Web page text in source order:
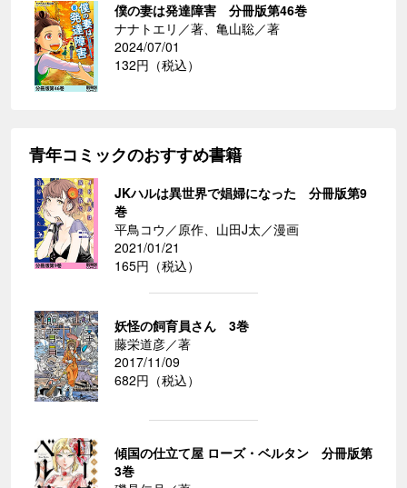
僕の妻は発達障害 分冊版第46巻
ナナトエリ／著、亀山聡／著
2024/07/01
132円（税込）
青年コミックのおすすめ書籍
JKハルは異世界で娼婦になった 分冊版第9
巻
平鳥コウ／原作、山田J太／漫画
2021/01/21
165円（税込）
妖怪の飼育員さん 3巻
藤栄道彦／著
2017/11/09
682円（税込）
傾国の仕立て屋 ローズ・ベルタン 分冊版第
3巻